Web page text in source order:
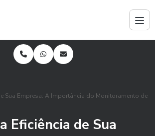
Sua Empresa: A Importância do Monitoramento de
Eficiência de Sua